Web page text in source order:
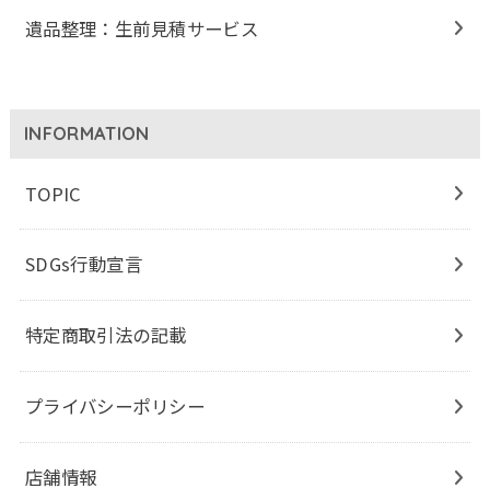
遺品整理：生前見積サービス
INFORMATION
TOPIC
SDGs行動宣言
特定商取引法の記載
プライバシーポリシー
店舗情報